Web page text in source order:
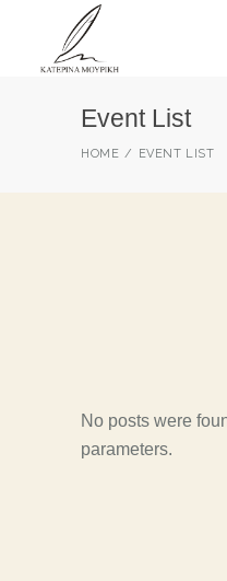
Event List
HOME EVENT LIST
No posts were
parameters.